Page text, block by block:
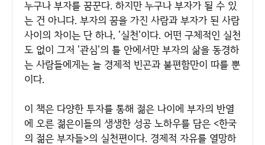
누구나 부자를 꿈꾼다. 하지만 누구나 부자가 될 수 있
는 건 아니다. 부자의 꿈을 가진 사람과 부자가 된 사람
사이의 차이는 단 하나, '실천'이다. 어떤 구체적인 실천
도 없이 그저 '관심'의 틀 안에서만 부자의 삶을 동경하
는 사람들에게는 늘 경제적 빈곤과 불편함만이 따를 뿐
이다.
이 책은 다양한 투자를 통해 젊은 나이에 부자의 반열
에 오른 젊은이들의 생생한 성공 노하우를 담은 <한국
의 젊은 부자들>의 실천편이다. 경제적 자유를 열망하